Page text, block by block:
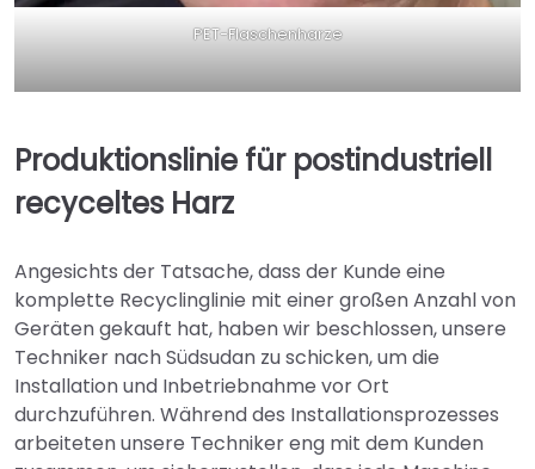
PET-Flaschenharze
Produktionslinie für postindustriell
recyceltes Harz
Angesichts der Tatsache, dass der Kunde eine
komplette Recyclinglinie mit einer großen Anzahl von
Geräten gekauft hat, haben wir beschlossen, unsere
Techniker nach Südsudan zu schicken, um die
Installation und Inbetriebnahme vor Ort
durchzuführen. Während des Installationsprozesses
arbeiteten unsere Techniker eng mit dem Kunden